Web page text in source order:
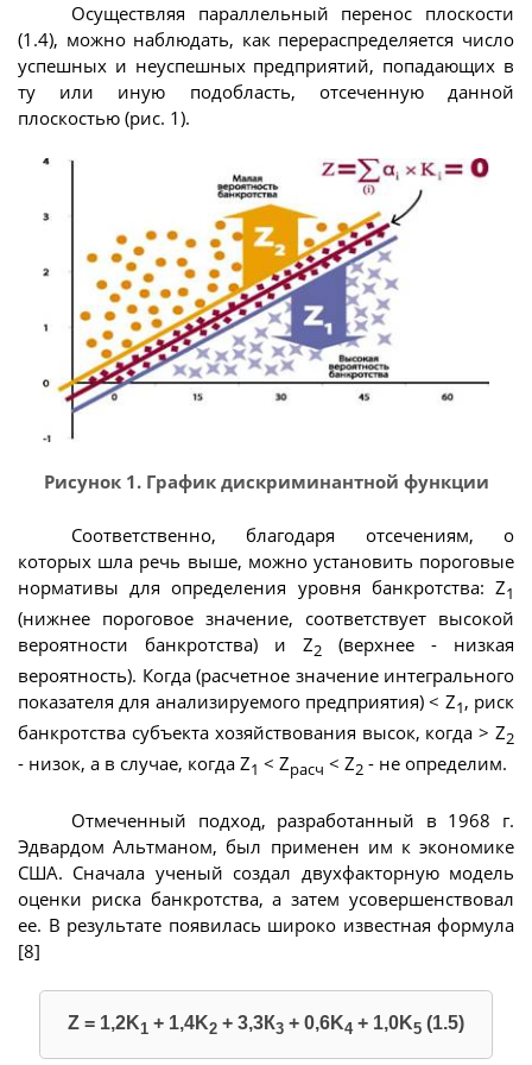
Осуществляя параллельный перенос плоскости
(1.4), можно наблюдать, как перераспределяется число
успешных и неуспешных предприятий, попадающих в
ту или иную подобласть, отсеченную данной
плоскостью (рис. 1).
Рисунок 1. График дискриминантной функции
Соответственно, благодаря отсечениям, о
которых шла речь выше, можно установить пороговые
нормативы для определения уровня банкротства: Z1
(нижнее пороговое значение, соответствует высокой
вероятности банкротства) и Z2 (верхнее - низкая
вероятность). Когда (расчетное значение интегрального
показателя для анализируемого предприятия) < Z1, риск
банкротства субъекта хозяйствования высок, когда > Z2
- низок, а в случае, когда Z1 < Zрасч < Z2 - не определим.
Отмеченный подход, разработанный в 1968 г.
Эдвардом Альтманом, был применен им к экономике
США. Сначала ученый создал двухфакторную модель
оценки риска банкротства, а затем усовершенствовал
ее. В результате появилась широко известная формула
[8]
Z = 1,2K1 + 1,4K2 + 3,3К3 + 0,6K4 + 1,0K5 (1.5)